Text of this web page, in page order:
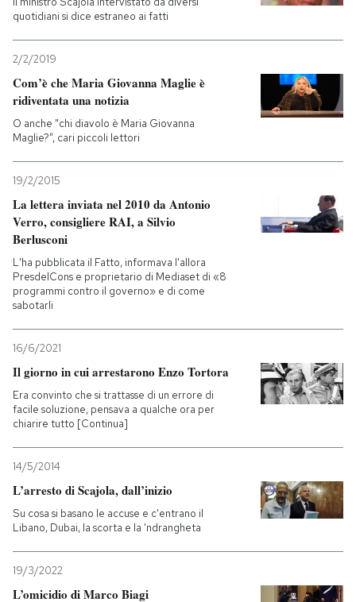
AREA PERSONALE
quotidiani si dice estraneo ai fatti
2/2/2019
Com’è che Maria Giovanna Maglie è
ridiventata una notizia
O anche "chi diavolo è Maria Giovanna
Maglie?”, cari piccoli lettori
19/2/2015
La lettera inviata nel 2010 da Antonio
Verro, consigliere RAI, a Silvio
Berlusconi
L'ha pubblicata il Fatto, informava l'allora
PresdelCons e proprietario di Mediaset di «8
programmi contro il governo» e di come
sabotarli
16/6/2021
Il giorno in cui arrestarono Enzo Tortora
Era convinto che si trattasse di un errore di
facile soluzione, pensava a qualche ora per
chiarire tutto [Continua]
14/5/2014
L’arresto di Scajola, dall’inizio
Su cosa si basano le accuse e c'entrano il
Libano, Dubai, la scorta e la 'ndrangheta
19/3/2022
L’omicidio di Marco Biagi